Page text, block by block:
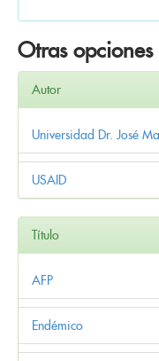
Otras
Autor
Universidad Dr. José
USAID
Título
AFP
Endémico